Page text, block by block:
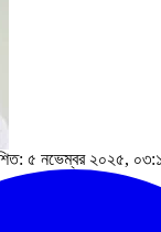
৫ নভেম্বর ২০২৫,